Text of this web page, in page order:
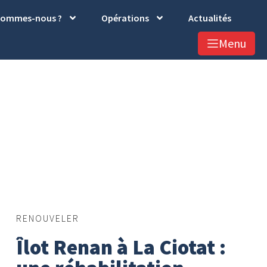
nous ? Opérations Actualités
Menu
RENOUVELER
Îlot Renan à La Ciotat :